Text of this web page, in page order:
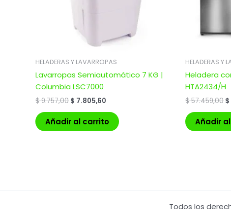
HELADERAS Y LAVARROPAS
Lavarropas Semiautomático 7 KG |
Columbia LSC7000
$9.757,00 $ 7.805,60
Añadir al carrito
HELADERAS Y
Heladera
HTA2434/H
$57.459,00 $
Añadir
Todos los